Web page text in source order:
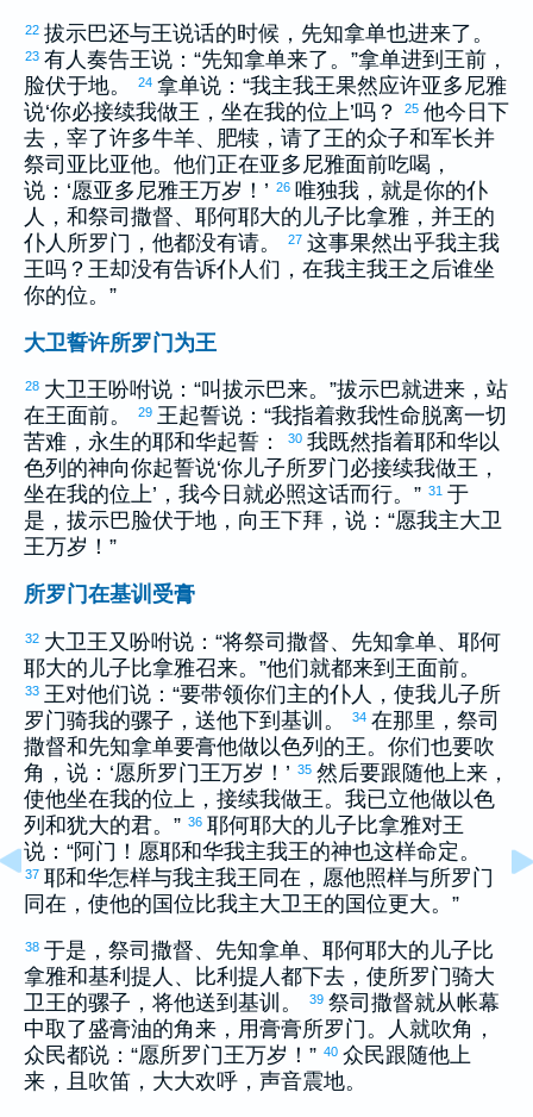
22 拔示巴还与王说话的时候，先知拿单也进来了。
23 有人奏告王说：“先知拿单来了。”拿单进到王前，
脸伏于地。
24 拿单说：“我主我王果然应许亚多尼雅
说‘你必接续我做王，坐在我的位上’吗？
25 他今日下
去，宰了许多牛羊、肥犊，请了王的众子和军长并
祭司 亚比亚他。他们正在亚多尼雅面前吃喝，
说：‘愿亚多尼雅王万岁！’ 26 唯独我，就是你的仆
人，和祭司 撒督、 耶何耶大的儿子 比拿雅 ，并王的
仆人 所罗门 ，他都没有请。 27 这事果然出乎我主我
王吗？王却没有告诉仆人们，在我主我王之后谁坐
你的位。”
大卫誓许所罗门为王
28 大卫王吩咐说：“叫 拔示巴来。”拔示巴就进来，站
在王面前。
29 王起誓说：“我指着救我性命脱离一切
苦难，永生的耶和华起誓：
30 我既然指着耶和华以
色列 的神向你起誓说‘你儿子所罗门 必接续我做王，
坐在我的位上’，我今日就必照这话而行。” 31 于
是， 拔示巴脸伏于地，向王下拜，说：“愿我主大卫
王万岁！”
所罗门在基训受膏
32 大卫 王又吩咐说：“将祭司 撒督、先知拿单、 耶何
耶大的儿子 比拿雅召来。”他们就都来到王面前。
33 王对他们说：“要带领你们主的仆人，使我儿子所
罗门骑我的骡子，送他下到 基训 。 34 在那里，祭司
撒督和先知拿单要膏他做 以色列 的王。你们也要吹
角，说：‘愿所罗门王万岁！’ 35 然后要跟随他上来，
使他坐在我的位上，接续我做王。我已立他做 以色
列 和犹大的君。” 36 耶何耶大的儿子 比拿雅对王
说：“阿门！愿耶和华我主我王的神也这样命定。
37 耶和华怎样与我主我王同在，愿他照样与所罗门
同在，使他的国位比我主大卫 王的国位更大。”
38 于是，祭司 撒督、先知拿单、 耶何耶大的儿子 比
拿雅和基利提 人、 比利提 人都下去，使所罗门骑大
卫王的骡子，将他送到 基训 。 39 祭司 撒督就从帐幕
中取了盛膏油的角来，用膏膏所罗门 。人就吹角，
众民都说：“愿所罗门王万岁！” 40 众民跟随他上
来，且吹笛，大大欢呼，声音震地。